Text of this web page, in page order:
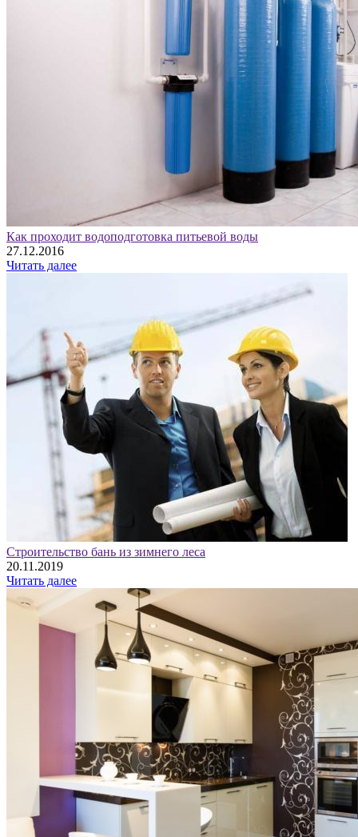
Как проходит водоподготовка питьевой воды
27.12.2016
Читать далее
Строительство бань из зимнего леса
20.11.2019
Читать далее